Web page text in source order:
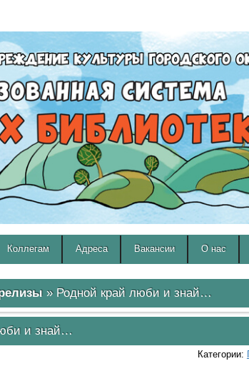
Коллегам Адреса Вакансии О нас
» Родной край люби и знай…
и знай…
Категории: